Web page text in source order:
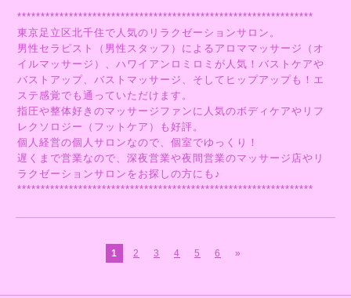
***************************************************************
東京足立区北千住で人気のリラクゼーションサロン。
男性セラピスト（男性スタッフ）によるアロママッサージ（オ
イルマッサージ）、ハワイアンロミロミが人気！バストケアや
バストアップ、バストマッサージ、そしてヒップアップも！エ
ステ感覚でも通っていただけます。
指圧や整体好きのマッサージファンに人気のボディケアやリフ
レクソロジー（フットケア）も好評。
個人経営の個人サロンなので、個室でゆっくり！
遅くまで営業なので、深夜営業や夜間営業のマッサージ店やリ
ラクゼーションサロンをお探しの方にも♪
***************************************************************
1 2 3 4 5 6 »